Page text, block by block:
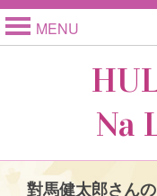
MENU
Na
對馬健太郎さん